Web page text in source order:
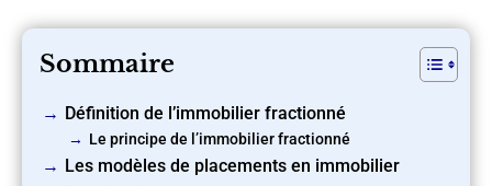
Sommaire
Définition de l’immobilier fractionné
Le principe de l’immobilier fractionné
Les modèles de placements en immobilier